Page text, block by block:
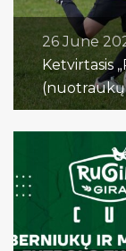
26 June
Ketvirtasis
(nuotraukų